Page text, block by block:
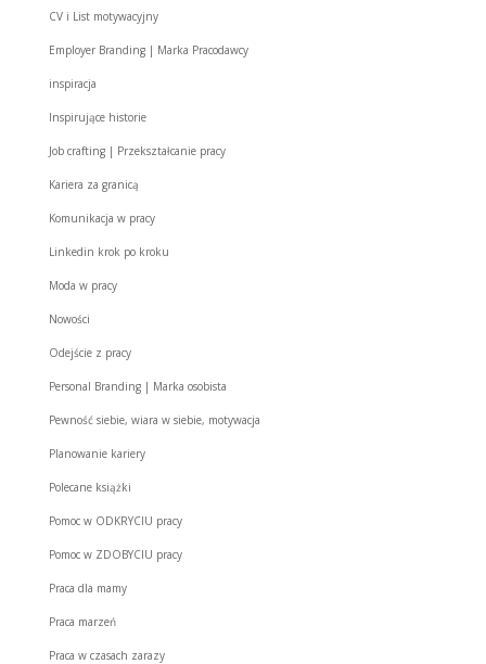
CV i List motywacyjny
Employer Branding | Marka Pracodawcy
inspiracja
Inspirujące historie
Job crafting | Przekształcanie pracy
Kariera za granicą
Komunikacja w pracy
Linkedin krok po kroku
Moda w pracy
Nowości
Odejście z pracy
Personal Branding | Marka osobista
Pewność siebie, wiara w siebie, motywacja
Planowanie kariery
Polecane książki
Pomoc w ODKRYCIU pracy
Pomoc w ZDOBYCIU pracy
Praca dla mamy
Praca marzeń
Praca w czasach zarazy